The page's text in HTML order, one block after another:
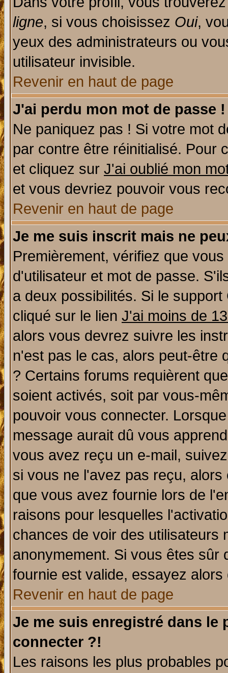
ligne, si vous choisissez Oui,
yeux des administrateurs ou
utilisateur invisible.
Revenir en haut de page
J'ai perdu mon mot de passe !
Ne paniquez pas ! Si votre mot
par contre être réinitialisé. Pour
et cliquez sur J'ai oublié mon
et vous devriez pouvoir vous
Revenir en haut de page
Je me suis inscrit mais ne
Premièrement, vérifiez que
d'utilisateur et mot de passe.
a deux possibilités. Si le
cliqué sur le lien J'ai moins de
alors vous devrez suivre les
n'est pas le cas, alors peut-être
? Certains forums requièrent
soient activés, soit par vous-
pouvoir vous connecter.
message aurait dû vous
vous avez reçu un e-mail,
si vous ne l'avez pas reçu,
que vous avez fournie lors de
raisons pour lesquelles
chances de voir des utilisateurs
anonymement. Si vous êtes sûr
fournie est valide, essayez
Revenir en haut de page
Je me suis enregistré dans le
connecter ?!
Les raisons les plus probables